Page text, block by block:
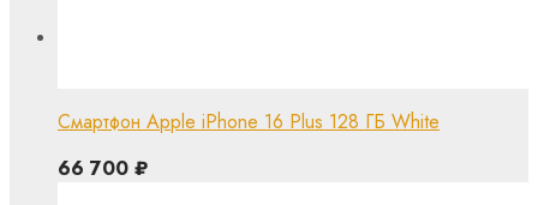
Смартфон Apple iPhone 16 Plus 128 ГБ White
66 700 ₽